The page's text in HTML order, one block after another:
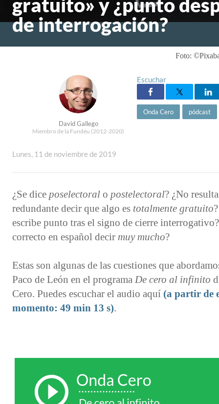
gratuito» y ¿punto
de interrogación?
Foto:
David Gallego
Miembro de la Fundéu (2012-2020)
Escuchar
Onda Cero pódcast
Lunes, 11 de noviembre de 2019
¿Se dice poselectoral o postelectoral? ¿No resulta
redundante decir que algo es totalmente gratuito
escribe punto tras el signo de cierre
correcto en español decir muy mucho?
Estas son algunas de las cuestiones que
Paco de León en el programa De cero al infinito
Cero. Puedes escuchar el audio aquí (a partir de
momento: 49 min 13 s).